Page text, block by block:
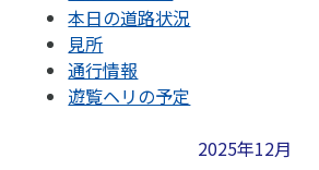
本日の道路状況
見所
通行情報
遊覧ヘリの予定
2025年12月